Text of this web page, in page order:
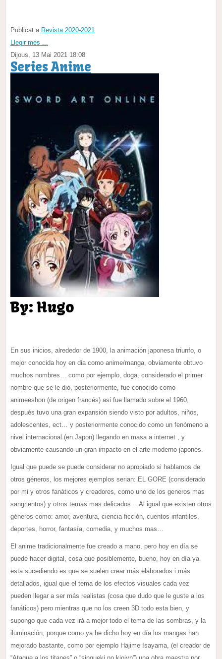
Publicat a Revista 2020-2021
Llegir més ...
Dijous, 13 Mai 2021 18:08
Series Anime
By: Hugo
En sus inicios, alrededor de 1900, la animación japonesa triunfo, o
mejor conocida hoy en dia como anime/manga, obviamente obtuvo
muchos nombres… como por ejemplo, doga, considerado el primer
nombre que se le dio, posteriormente, fue conocido como
animeeshon (de origen francés) asi fue llamado sobre el 1960,
después tuvo una gran expansión siendo visto por adultos, niños,
adolescentes, ect… y posteriormente conocido como un fenómeno a
nivel internacional (en Japon) llegando en masa a internet , y
obviamente causando un gran impacto en el arte moderno japonés.
Igual que puede se puede considerar no apropiado si hablamos de
otros géneros, los mejores ejemplos serian: EL GORE (considerado
por mi y otros fanáticos y creadores, como uno de los generos mas
sangrientos) y otros temas mas delicados… Al igual que existen otros
géneros como: amor, aventura, ciencia ficción, cuentos infantiles,
deportes, horror, fantasía, comedia, y muchos mas…
El anime tradicionalmente fue creado a mano, pero hoy en día se
puede hacer digital, cosa que posiblemente, bueno, hoy en día ya
esta sucediendo es que se suelen crear más elaborados i más
detallados, igual que el tema de los efectos visuales cada vez
pueden llegar a ser más realistas (cosa que dudo que le guste a los
fanáticos) pero mientras que no los creen 3D todo esta bien, y
supongo que cada vez irá a mejor todo el tema de las sombras, y la
iluminación, porque como ya he dicho hoy en día los mangas han
mejorado bastante, como por ejemplo Hajime Isayama, (el creador de